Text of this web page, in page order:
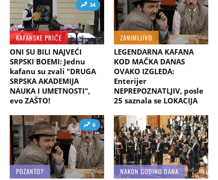
34
KAFANSKE PRIČE
ONI SU BILI NAJVEĆI
SRPSKI BOEMI: Jednu
kafanu su zvali "DRUGA
SRPSKA AKADEMIJA
NAUKA I UMETNOSTI",
evo ZAŠTO!
ZANIMLJIVO
LEGENDARNA KAFANA
KOD MAČKA DANAS
OVAKO IZGLEDA:
Enterijer
NEPREPOZNATLJIV, posle
25 saznala se LOKACIJA
6
POZANTO?
NAKON GODINU DANA